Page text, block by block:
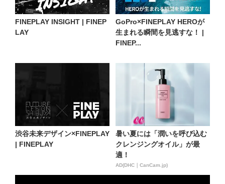
FINEPLAY INSIGHT | FINEP
LAY
GoPro×FINEPLAY HEROが
生まれる瞬間を見逃すな！ |
FINEP...
渋谷未来デザイン×FINEPLAY
| FINEPLAY
暑い夏には「潤いを呼び込む
クレンジングオイル」が最
適！
AD(DHC｜CanCam.jp)